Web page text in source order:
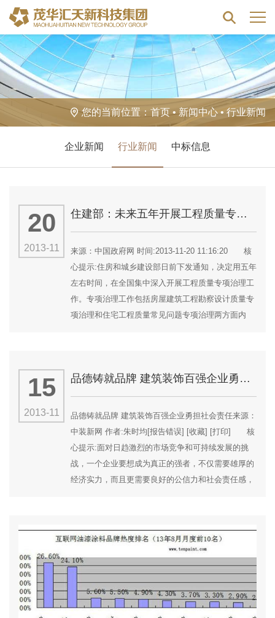
您的当前位置： 首页•新闻中心 • 行业新闻
企业新闻 行业新闻 中标信息
住建部：未来五年开展工程质量专项治理
20
2013-11
来源：中国政府网 时间:2013-11-20 11:16:20 核
心提示:住房和城乡建设部日前下发通知，决定用五年
左右时间，在全国集中深入开展工程质量专项治理工
作。专项治理工作包括房屋建筑工程勘察设计质量专
项治理和住宅工程质量常见问题专项治理两方面内
定用五年左右时间，在全国集中深入开展工程质量
专...
品德铸就品牌 建筑装饰百强企业勇担社会责任
15
2013-11
品德铸就品牌 建筑装饰百强企业勇担社会责任来源：
中装新网 作者:朱时均[报告错误] [收藏] [打印] 核
心提示:面对日趋激烈的市场竞争和可持续发展的挑
战，一个企业要想成为真正的强者，不仅需要雄厚的
经济实力，而且更需要良好的公信力和社会责任感，
企业评价”是由中国建筑装饰协会、中华建筑报社组织
开展的年度例行的、权威的行业评价活动,得...